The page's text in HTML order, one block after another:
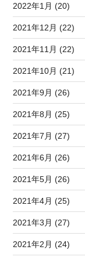
2022年1月 (20)
2021年12月 (22)
2021年11月 (22)
2021年10月 (21)
2021年9月 (26)
2021年8月 (25)
2021年7月 (27)
2021年6月 (26)
2021年5月 (26)
2021年4月 (25)
2021年3月 (27)
2021年2月 (24)